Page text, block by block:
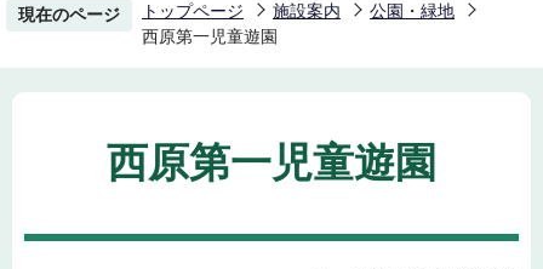
現在のページ トップページ 施設案内
公園・緑地
西原第一児童遊園
西原第一児童遊園